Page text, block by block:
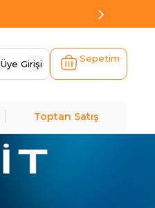
Üye Girişi Sepetim
Toptan Satış